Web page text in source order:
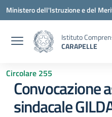
Vai ai contenuti
Vai al menu di navigazione
Vai al footer
Ministero dell'Istruzione e del
Istituto
CARAPELLE
Circolare 255
Convocazione
sindacale